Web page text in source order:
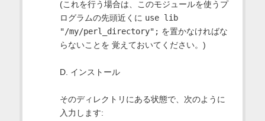
(これを行う場合は、このモジュールを使うプ
ログラムの先頭近くに use lib
"/my/perl_directory"; を置かなければな
らないことを 覚えておいてください。)
D. インストール
そのディレクトリにある状態で、次のように
入力します: